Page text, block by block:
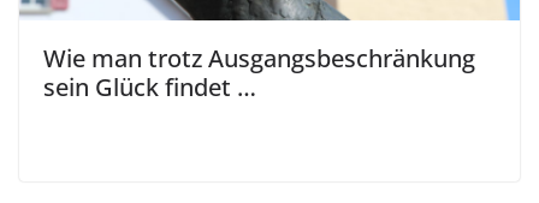
Wie man trotz Ausgangsbeschränkung
sein Glück findet …